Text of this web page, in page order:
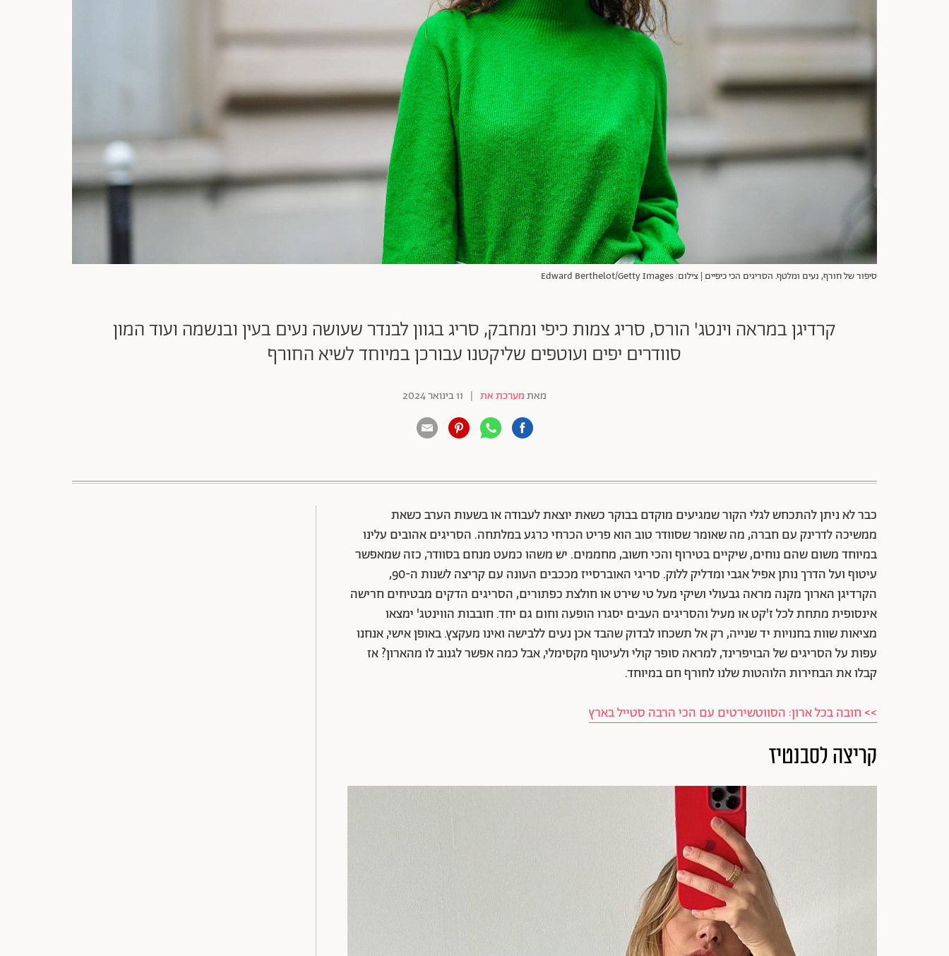
סיפור של חורף, נעים ומלטף. הסריגים הכי כיפיים | צילום: Edward Berthelot/Getty Images
קרדיגן במראה וינטג' הורס, סריג צמות כיפי ומחבק, סריג בגוון לבנדר שעושה נעים בעין ובנשמה ועוד המון
סוודרים יפים ועוטפים שליקטנו עבורכן במיוחד לשיא החורף
מאתמערכת את | 11 בינואר 2024
כבר לא ניתן להתכחש לגלי הקור שמגיעים מוקדם בבוקר כשאת יוצאת לעבודה או בשעות הערב כשאת
ממשיכה לדרינק עם חברה, מה שאומר שסוודר טוב הוא פריט הכרחי כרגע במלתחה. הסריגים אהובים עלינו
במיוחד משום שהם נוחים, שיקיים בטירוף והכי חשוב, מחממים. יש משהו כמעט מנחם בסוודר, כזה שמאפשר
עיטוף ועל הדרך נותן אפיל אגבי ומדליק ללוק. סריגי האוברסייז מככבים העונה עם קריצה לשנות ה-90,
הקרדיגן הארוך מקנה מראה גבעולי ושיקי מעל טי שירט או חולצת כפתורים, הסריגים הדקים מבטיחים חרישה
אינסופית מתחת לכל ז'קט או מעיל והסריגים העבים יסגרו הופעה וחום גם יחד. חובבות הווינטג' ימצאו
מציאות שוות בחנויות יד שנייה, רק אל תשכחו לבדוק שהבד אכן נעים ללבישה ואינו מעקצץ. באופן אישי, אנחנו
עפות על הסריגים של הבויפרינד, למראה סופר קולי ולעיטוף מקסימלי, אבל כמה אפשר לגנוב לו מהארון? אז
קבלו את הבחירות הלוהטות שלנו לחורף חם במיוחד.
>> חובה בכל ארון: הסווטשירטים עם הכי הרבה סטייל בארץ
קריצה לסבנטיז